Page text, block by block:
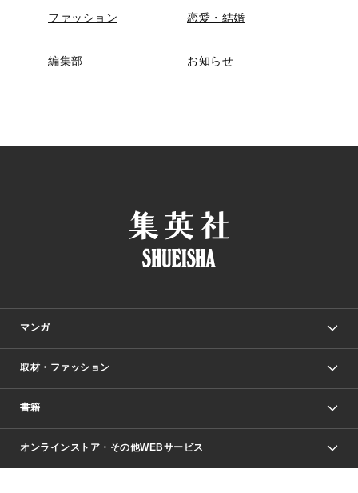
ファッション 恋愛・結婚
編集部 お知らせ
マンガ
少年マンガ
Vジャンプ
週刊ヤングジャンプ
取材・ファッション
Seventeen
芸能・情報・スポーツ
書籍
文芸・文庫・総合
オンラインストア・その他WEBサービス